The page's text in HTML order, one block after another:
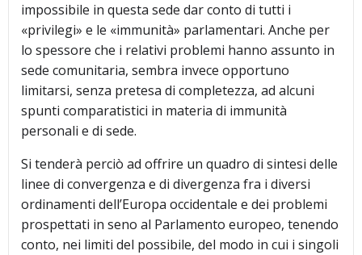
impossibile in questa sede dar conto di tutti i
«privilegi» e le «immunità» parlamentari. Anche per
lo spessore che i relativi problemi hanno assunto in
sede comunitaria, sembra invece opportuno
limitarsi, senza pretesa di completezza, ad alcuni
spunti comparatistici in materia di immunità
personali e di sede.
Si tenderà perciò ad offrire un quadro di sintesi delle
linee di convergenza e di divergenza fra i diversi
ordinamenti dell’Europa occidentale e dei problemi
prospettati in seno al Parlamento europeo, tenendo
conto, nei limiti del possibile, del modo in cui i singoli